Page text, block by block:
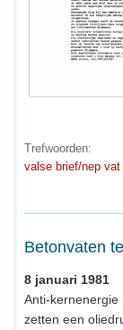
Trefwoorden:
valse brief/nep vat
Betonvaten
8 januari 1981
Anti-kernenergie
zetten een